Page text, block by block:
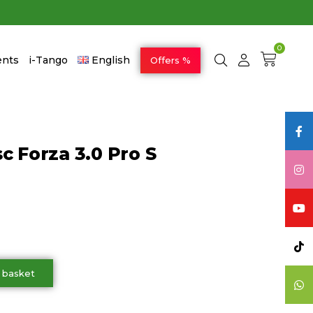
i-Tango English Offers %
0
Forza 3.0 Pro S